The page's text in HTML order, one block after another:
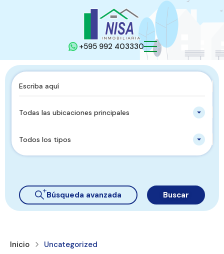
+595 992 403330
Todas las ubicaciones principales
Todos los tipos
Búsqueda avanzada Buscar
Inicio Uncategorized